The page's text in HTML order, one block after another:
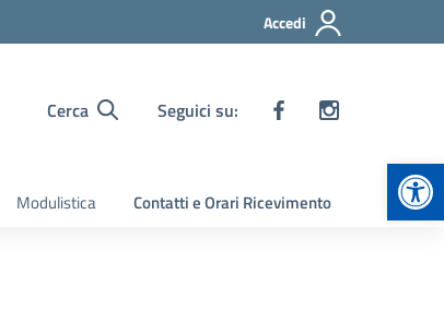
Accedi
Cerca Seguici su:
Modulistica Contatti e Orari Ricevimento